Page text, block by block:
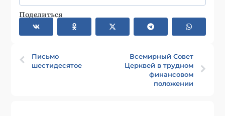
Поделиться
Письмо
шестидесятое
Всемирный Совет
Церквей в трудном
финансовом
положении